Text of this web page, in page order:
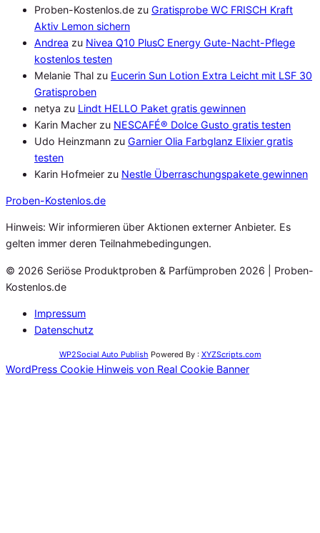
Proben-Kostenlos.de zu Gratisprobe WC FRISCH Kraft
Aktiv Lemon sichern
Andrea zu Nivea Q10 PlusC Energy Gute-Nacht-Pflege
kostenlos testen
Melanie Thal zu Eucerin Sun Lotion Extra Leicht mit LSF 30
Gratisproben
netya zu Lindt HELLO Paket gratis gewinnen
Karin Macher zu NESCAFÉ® Dolce Gusto gratis testen
Udo Heinzmann zu Garnier Olia Farbglanz Elixier gratis
testen
Karin Hofmeier zu Nestle Überraschungspakete gewinnen
Proben-Kostenlos.de
Hinweis: Wir informieren über Aktionen externer Anbieter. Es
gelten immer deren Teilnahmebedingungen.
© 2026 Seriöse Produktproben & Parfümproben 2026 | Proben-
Kostenlos.de
Impressum
Datenschutz
WP2Social Auto Publish Powered By : XYZScripts.com
WordPress Cookie Hinweis von Real Cookie Banner